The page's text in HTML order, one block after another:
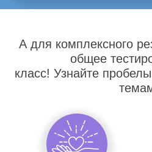
А для комплексного
общее
класс! Узнайте